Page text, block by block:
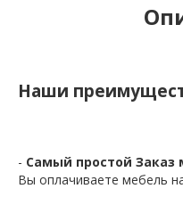
Наши
- Самый простой
Вы оплачиваете мебель